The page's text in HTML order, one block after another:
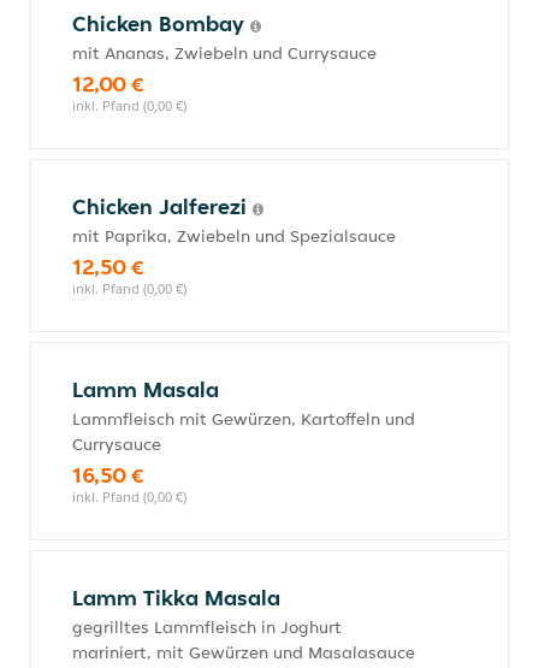
Chicken Bombay
mit Ananas, Zwiebeln und Currysauce
12,00 €
inkl. Pfand (0,00 €)
Chicken Jalferezi
mit Paprika, Zwiebeln und Spezialsauce
12,50 €
inkl. Pfand (0,00 €)
Lamm Masala
Lammfleisch mit Gewürzen, Kartoffeln und
Currysauce
16,50 €
inkl. Pfand (0,00 €)
Lamm Tikka Masala
gegrilltes Lammfleisch in Joghurt
mariniert, mit Gewürzen und Masalasauce